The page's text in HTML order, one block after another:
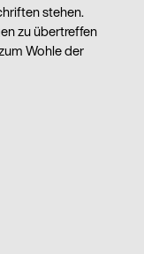
stehen.
zu übertreffen
Wohle der